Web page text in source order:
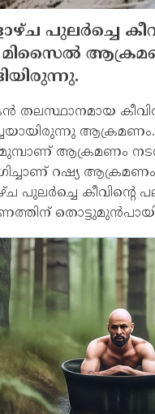
പുലര്‍ച്ചെ
മിസൈല്‍
കീവില്‍
ആക്രമണം.
മുമ്പാണ് ആക്രമണം
റഷ്യ
പുലര്‍ച്ചെ